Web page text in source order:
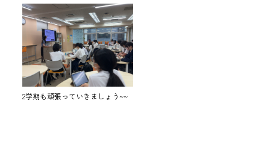
2学期も頑張っていきましょう~~